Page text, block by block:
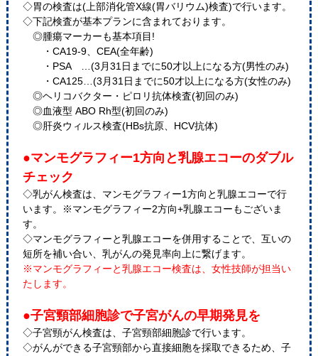
◇胃の検査は(上部消化管X線(胃バリウム)検査)で行います。
◇下記検査が基本プランに含まれております。
◎腫瘍マーカーも基本項目!
・CA19-9、CEA(全年齢)
・PSA …(3月31日までに50才以上になる方(男性のみ)
・CA125…(3月31日までに50才以上になる方(女性のみ)
◎ヘリコバクター・ピロリ抗体検査(初回のみ)
◎血液型 ABO Rh型(初回のみ)
◎肝炎ウィルス検査(HBs抗原、HCV抗体)
●マンモグラフィー1方向と乳腺エコーのダブル
チェック
◇乳がん検査は、マンモグラフィー1方向と乳腺エコーで行
います。※マンモグラフィー2方向+乳腺エコーもございま
す。
◇マンモグラフィーと乳腺エコーを併用することで、互いの
短所を補い合い、乳がんの発見率向上に繋げます。
※マンモグラフィーと乳腺エコー検査は、女性技師が担当い
たします。
●子宮頸部細胞診で子宮がんの早期発見を
◇子宮頸がん検査は、子宮頸部細胞診で行います。
◇がんができる子宮頸部から直接細胞を採取できるため、子